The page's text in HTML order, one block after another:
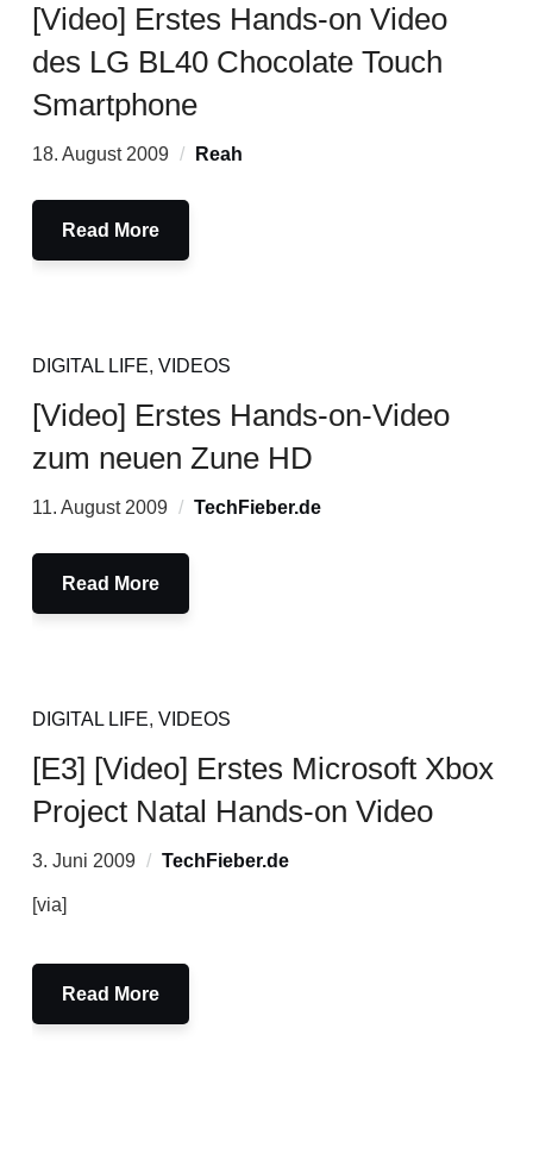
[Video] Erstes Hands-on Video
des LG BL40 Chocolate Touch
Smartphone
18. August 2009 Reah
Read More
DIGITAL LIFE, VIDEOS
[Video] Erstes Hands-on-Video
zum neuen Zune HD
11. August 2009 TechFieber.de
Read More
DIGITAL LIFE, VIDEOS
[E3] [Video] Erstes Microsoft Xbox
Project Natal Hands-on Video
3. Juni 2009 TechFieber.de
[via]
Read More